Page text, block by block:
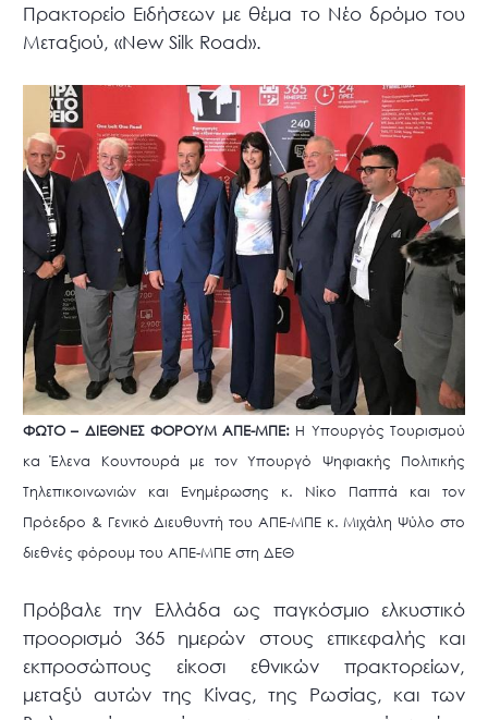
Πρακτορείο Ειδήσεων με θέμα το Νέο δρόμο του
Μεταξιού, «New Silk Road».
ΦΩΤΟ – ΔΙΕΘΝΕΣ ΦΟΡΟΥΜ ΑΠΕ-ΜΠΕ: Η Υπουργός Τουρισμού
κα Έλενα Κουντουρά με τον Υπουργό Ψηφιακής Πολιτικής
Τηλεπικοινωνιών και Ενημέρωσης κ. Νίκο Παππά και τον
Πρόεδρο & Γενικό Διευθυντή του ΑΠΕ-ΜΠΕ κ. Μιχάλη Ψύλο στο
διεθνές φόρουμ του ΑΠΕ-ΜΠΕ στη ΔΕΘ
Πρόβαλε την Ελλάδα ως παγκόσμιο ελκυστικό
προορισμό 365 ημερών στους επικεφαλής και
εκπροσώπους είκοσι εθνικών πρακτορείων,
μεταξύ αυτών της Κίνας, της Ρωσίας, και των